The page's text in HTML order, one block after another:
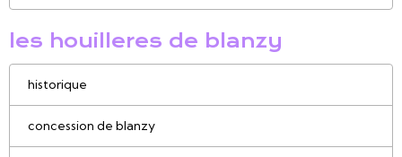
les houilleres de blanzy
historique
concession de blanzy